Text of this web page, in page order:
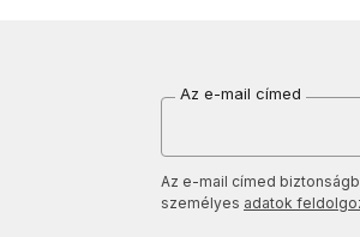
Az e-mail címed
Az e-mail címed
személyes adatok